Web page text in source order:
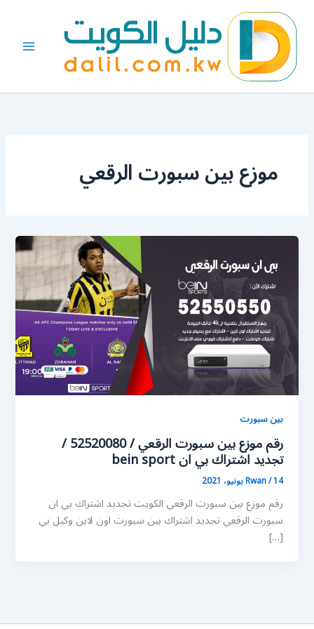
المحتوى
موزع بين سبورت الرقعي
بين سبورت
رقم موزع بين سبورت الرقعي / 52520080 /
تجديد اشتراك بي ان bein sport
Rwan/14 يونيو، 2021
رقم موزع بين سبورت الرقعي الكويت تجديد اشتراك بي ان
سبورت الرقعي تجديد اشتراك بين سبورت اون لاين وكيل بي
[…]